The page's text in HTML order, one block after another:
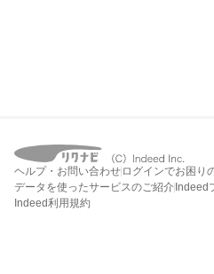
ヘルプ・お問い合わせ ログインでお困り
データを使ったサービスのご紹介 Indeed
Indeed利用規約